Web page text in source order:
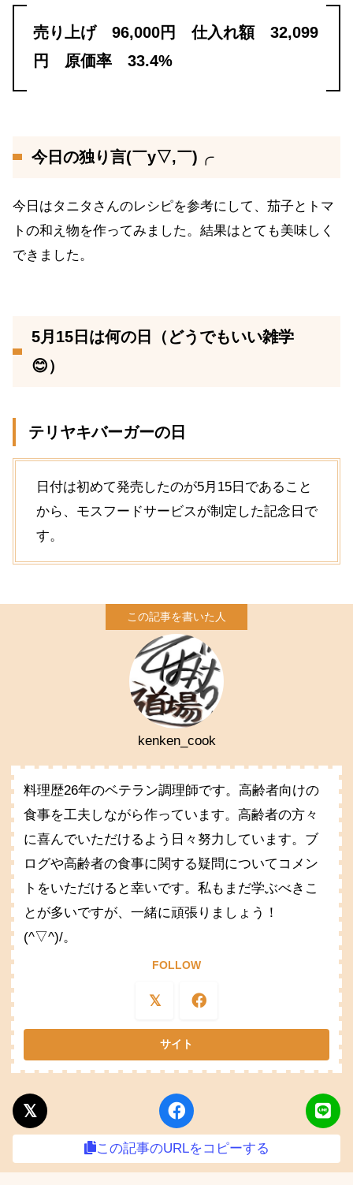
売り上げ 96,000円 仕入れ額 32,099
円 原価率 33.4%
今日の独り言(￣y▽,￣)╭
今日はタニタさんのレシピを参考にして、茄子とトマ
トの和え物を作ってみました。結果はとても美味しく
できました。
5月15日は何の日（どうでもいい雑学
😊）
テリヤキバーガーの日
日付は初めて発売したのが5月15日であること
から、モスフードサービスが制定した記念日で
す。
kenken_cook
料理歴26年のベテラン調理師です。高齢者向けの
食事を工夫しながら作っています。高齢者の方々
に喜んでいただけるよう日々努力しています。ブ
ログや高齢者の食事に関する疑問についてコメン
トをいただけると幸いです。私もまだ学ぶべきこ
とが多いですが、一緒に頑張りましょう！
(^▽^)/。
FOLLOW
この記事のURLをコピーする